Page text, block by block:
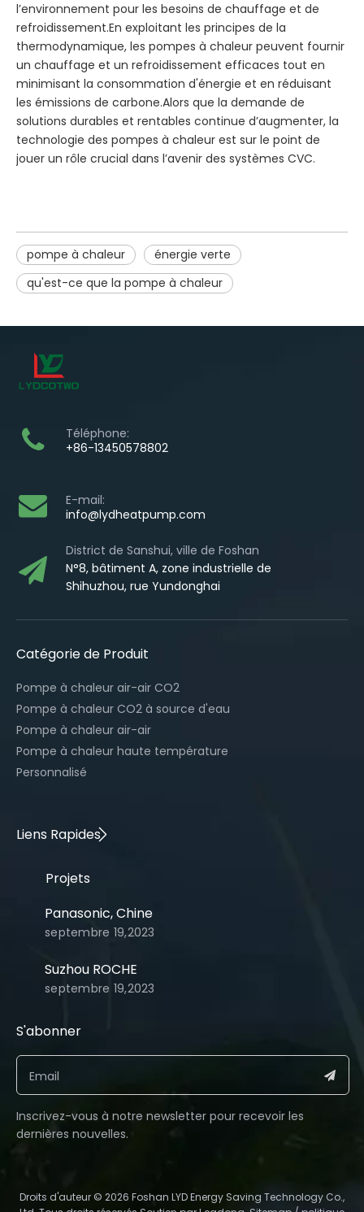
l’environnement pour les besoins de chauffage et de
refroidissement.En exploitant les principes de la
thermodynamique, les pompes à chaleur peuvent fournir
un chauffage et un refroidissement efficaces tout en
minimisant la consommation d'énergie et en réduisant
les émissions de carbone.Alors que la demande de
solutions durables et rentables continue d’augmenter, la
technologie des pompes à chaleur est sur le point de
jouer un rôle crucial dans l’avenir des systèmes CVC.
pompe à chaleur
énergie verte
qu'est-ce que la pompe à chaleur
Téléphone:
+86-13450578802
E-mail:
info@lydheatpump.com
District de Sanshui, ville de Foshan
N°8, bâtiment A, zone industrielle de
Shihuzhou, rue Yundonghai
Catégorie de Produit
Pompe à chaleur air-air CO2
Pompe à chaleur CO2 à source d'eau
Pompe à chaleur air-air
Pompe à chaleur haute température
Personnalisé
Liens Rapides​​​​​​​
Projets
Panasonic, Chine
septembre 19,2023
Suzhou ROCHE
septembre 19,2023
S'abonner​​​​​​​
Inscrivez-vous à notre newsletter pour recevoir les
dernières nouvelles.​​​​​​​
​Droits d'auteur ©️ 2026 Foshan LYD Energy Saving Technology Co.,